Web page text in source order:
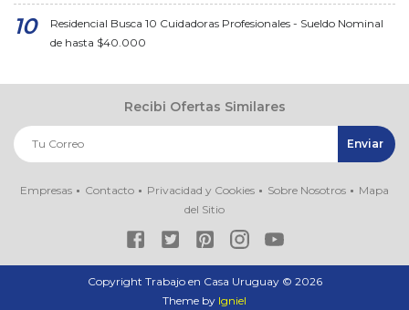
Residencial Busca 10 Cuidadoras Profesionales - Sueldo Nominal
de hasta $40.000
Recibi Ofertas Similares
Empresas Contacto Privacidad y Cookies Sobre Nosotros
Mapa
del Sitio
Copyright Trabajo en Casa Uruguay © 2026
Theme by Igniel